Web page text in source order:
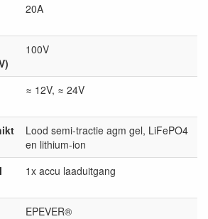
20A
100V
≈ 12V, ≈ 24V
Lood semi-tractie agm gel, LiFePO4
en lithium-ion
1x accu laaduitgang
EPEVER®